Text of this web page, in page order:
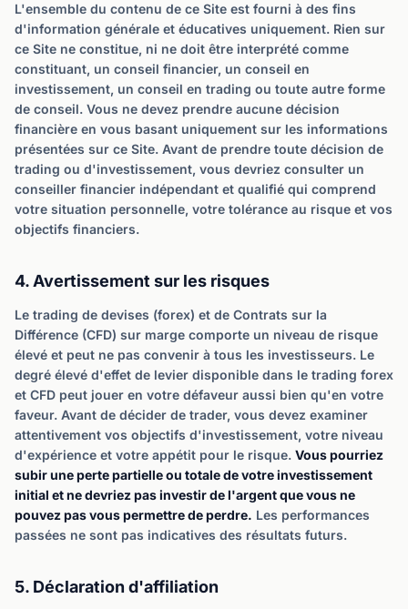
L'ensemble du contenu de ce Site est fourni à des fins
d'information générale et éducatives uniquement. Rien sur
ce Site ne constitue, ni ne doit être interprété comme
constituant, un conseil financier, un conseil en
investissement, un conseil en trading ou toute autre forme
de conseil. Vous ne devez prendre aucune décision
financière en vous basant uniquement sur les informations
présentées sur ce Site. Avant de prendre toute décision de
trading ou d'investissement, vous devriez consulter un
conseiller financier indépendant et qualifié qui comprend
votre situation personnelle, votre tolérance au risque et vos
objectifs financiers.
4. Avertissement sur les risques
Le trading de devises (forex) et de Contrats sur la
Différence (CFD) sur marge comporte un niveau de risque
élevé et peut ne pas convenir à tous les investisseurs. Le
degré élevé d'effet de levier disponible dans le trading forex
et CFD peut jouer en votre défaveur aussi bien qu'en votre
faveur. Avant de décider de trader, vous devez examiner
attentivement vos objectifs d'investissement, votre niveau
d'expérience et votre appétit pour le risque. Vous pourriez
subir une perte partielle ou totale de votre investissement
initial et ne devriez pas investir de l'argent que vous ne
pouvez pas vous permettre de perdre. Les performances
passées ne sont pas indicatives des résultats futurs.
5. Déclaration d'affiliation